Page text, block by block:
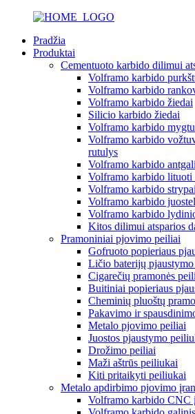
Pradžia
Produktai
Cementuoto karbido dilimui
Volframo karbido
Volframo karbido
Volframo karbido žiedai
Silicio karbido žiedai
Volframo karbido
Volframo karbido
rutulys
Volframo karbido
Volframo karbido lituoti
Volframo karbido strypai
Volframo karbido
Volframo karbido
Kitos dilimui atsparios
Pramoniniai pjovimo peiliai
Gofruoto popieriaus
Ličio baterijų
Cigarečių pramonės
Buitiniai popieriaus
Cheminių pluoštų
Pakavimo ir
Metalo pjovimo peiliai
Juostos pjaustymo
Drožimo peiliai
Maži aštrūs peiliukai
Kiti pritaikyti peiliukai
Metalo apdirbimo pjovimo
Volframo karbido CNC